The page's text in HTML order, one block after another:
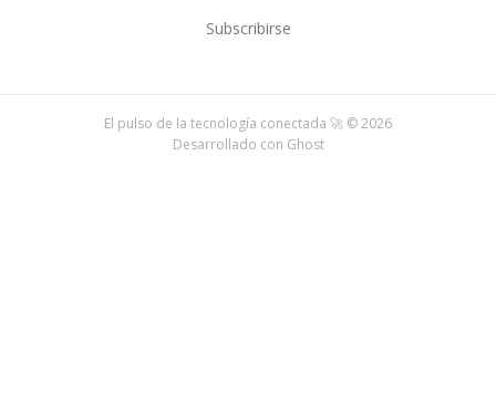
Subscribirse
El pulso de la tecnología conectada 🚀 © 2026
Desarrollado con Ghost